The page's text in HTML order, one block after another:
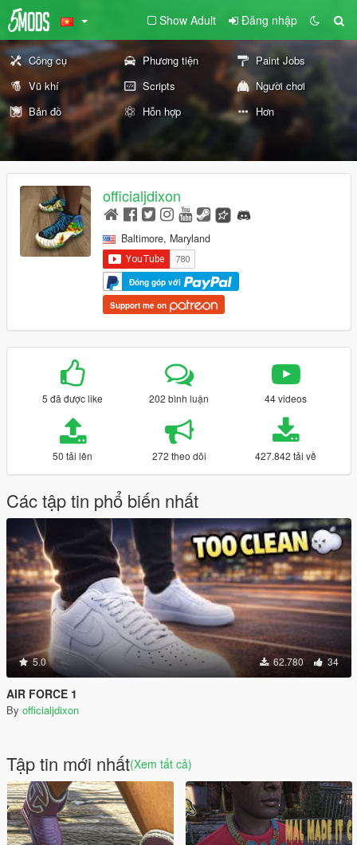
Show Adult Đăng nhập
Công cụ Phương tiện
Paint Jobs
Vũ khí
Scripts
Người chơi
Bản đồ
Hỗn hợp Hơn
officialjdixon
Baltimore, Maryland
Đóng góp với
Support me on
5 đã được like 202 bình luận 44 videos
50 tải lên 272 theo dõi 427.842 tải về
Các tập tin phổ biến nhất
5.0 62.780 34
AIR FORCE 1
By officialjdixon
Tập tin mới nhất(Xem tất cả)